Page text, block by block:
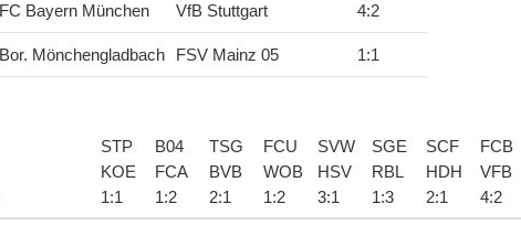
FC Bayern München VfB Stuttgart 4:2
Bor. Mönchengladbach FSV Mainz 05 1:1
STP
KOE
1:1
B04
FCA
1:2
TSG
BVB
2:1
FCU
WOB
1:2
SVW
HSV
3:1
SGE
RBL
1:3
SCF
HDH
2:1
FCB
VFB
4:2